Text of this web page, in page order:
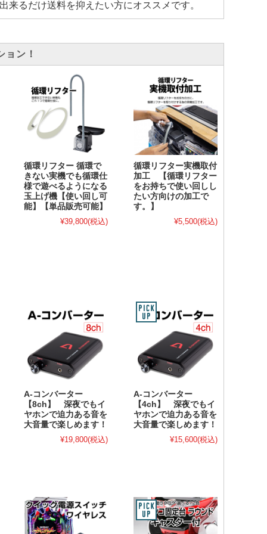
るだけ送料を抑えたい方にオススメです。
ョン！
循環リフター 循環で
きない実機でも循環仕
様で遊べるようになる
玉上げ機【使い回し可
能】【単品販売可能】
¥39,800(税込)
循環リフター実機取付
加工 【循環リフター
をお持ちで使い回しし
たい方向けの加工で
す。】
¥5,500(税込)
A-コンバーター
【8ch】 深夜でもイ
ヤホンで迫力ある音を
大音量で楽しめます！
¥19,800(税込)
A-コンバーター
【4ch】 深夜でもイ
ヤホンで迫力ある音を
大音量で楽しめます！
¥15,600(税込)